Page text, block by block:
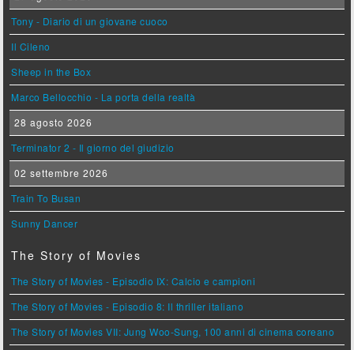
Tony - Diario di un giovane cuoco
Il Cileno
Sheep in the Box
Marco Bellocchio - La porta della realtà
28 agosto 2026
Terminator 2 - Il giorno del giudizio
02 settembre 2026
Train To Busan
Sunny Dancer
The Story of Movies
The Story of Movies - Episodio IX: Calcio e campioni
The Story of Movies - Episodio 8: Il thriller italiano
The Story of Movies VII: Jung Woo-Sung, 100 anni di cinema coreano